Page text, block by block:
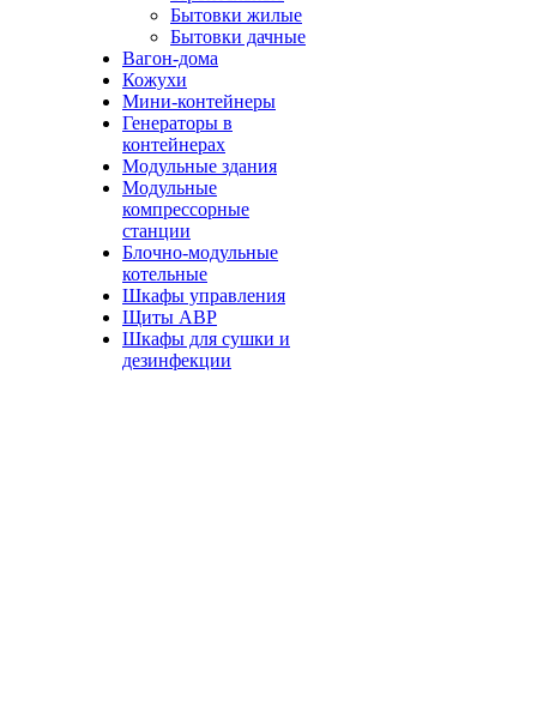
Бытовки жилые
Бытовки дачные
Вагон-дома
Кожухи
Мини-контейнеры
Генераторы в
контейнерах
Модульные здания
Модульные
компрессорные
станции
Блочно-модульные
котельные
Шкафы управления
Щиты АВР
Шкафы для сушки и
дезинфекции